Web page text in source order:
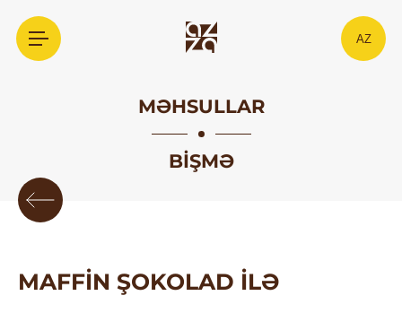
AZ
MƏHSULLAR
BIŞMƏ
MAFFIN ŞOKOLAD ILƏ